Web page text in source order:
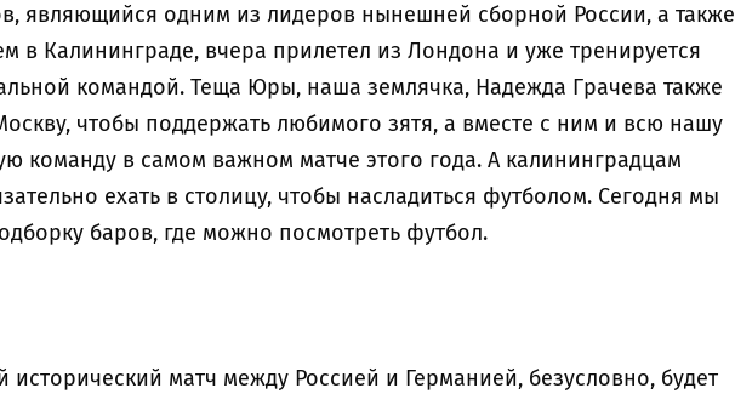
являющийся одним из лидеров нынешней сборной России, а также
в Калининграде, вчера прилетел из Лондона и уже тренируется
командой. Теща Юры, наша землячка, Надежда Грачева также
чтобы поддержать любимого зятя, а вместе с ним и всю нашу
команду в самом важном матче этого года. А калининградцам
ехать в столицу, чтобы насладиться футболом. Сегодня мы
баров, где можно посмотреть футбол.
исторический матч между Россией и Германией, безусловно, будет